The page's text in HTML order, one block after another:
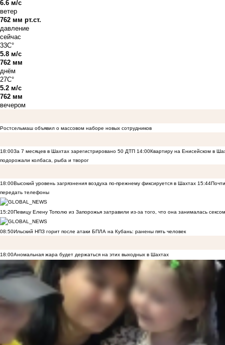
6.6 м/с
ветер
762 мм рт.ст.
давление
сейчас
33C°
5.8 м/с
762 мм
днём
27C°
5.2 м/с
762 мм
вечером
Ростсельмаш объявил о массовом наборе новых сотрудников
18:00За 7 месяцев в Шахтах зарегистрировано 50 ДТП 14:00Квартиру на Енисейском в
подорожали колбаса, рыба и творог
18:00Высокий уровень загрязнения воздуха по-прежнему фиксируется в Шахтах 15:44
передать телефоны
15:20Певицу Елену Тополю из Запорожья затравили из-за того, что она занималась
08:50Ильский НПЗ горит после атаки БПЛА на Кубань: ранены пять человек
18:00Аномальная жара будет держаться на этих выходных в Шахтах